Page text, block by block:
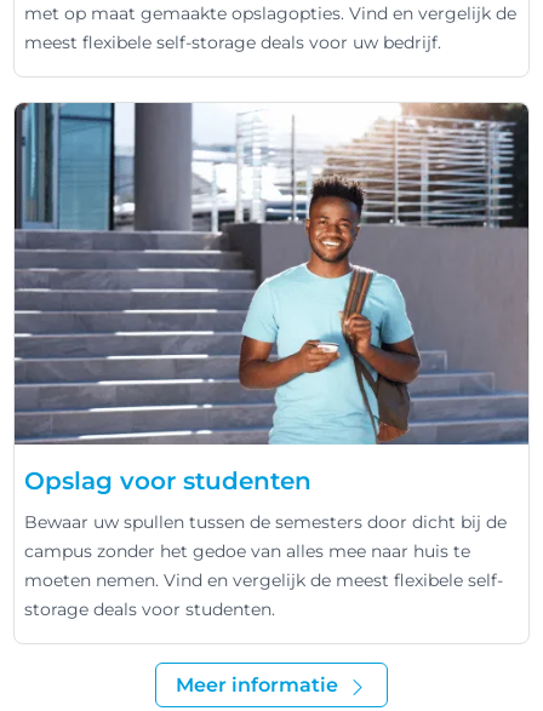
met op maat gemaakte opslagopties. Vind en vergelijk de
meest flexibele self-storage deals voor uw bedrijf.
Opslag voor studenten
Bewaar uw spullen tussen de semesters door dicht bij de
campus zonder het gedoe van alles mee naar huis te
moeten nemen. Vind en vergelijk de meest flexibele self-
storage deals voor studenten.
Meer informatie